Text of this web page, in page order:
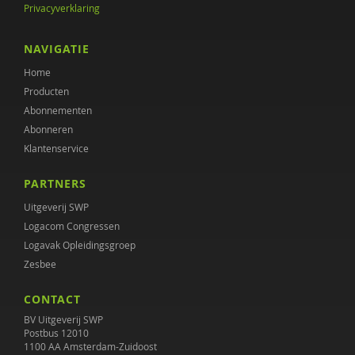
M.H. Nagtegaal
ARD VAN OOSTEN
Tim Opgenhaffen
Julia van Rijn
Diana Roeg
Artie van Tuijn
Lore Van Herreweghe
Wim Van Lancker
T. Varkevisser
Aart Verschuur
Privacyverklaring
NAVIGATIE
Home
Producten
Abonnementen
Abonneren
Klantenservice
PARTNERS
Uitgeverij SWP
Logacom Congressen
Logavak Opleidingsgroep
Zesbee
CONTACT
BV Uitgeverij SWP
Postbus 12010
1100 AA Amsterdam-Zuidoost